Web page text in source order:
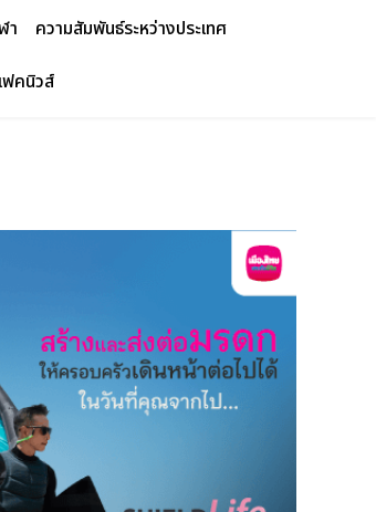
า
ความสัมพันธ์ระหว่างประเทศ
เฟคนิวส์